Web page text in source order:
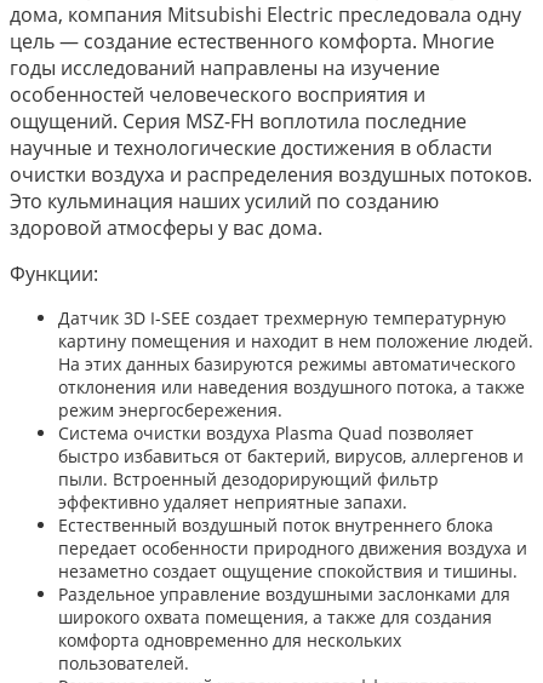
дома, компания Mitsubishi Electric преследовала одну
цель — создание естественного комфорта. Многие
годы исследований направлены на изучение
особенностей человеческого восприятия и
ощущений. Серия MSZ-FH воплотила последние
научные и технологические достижения в области
очистки воздуха и распределения воздушных потоков.
Это кульминация наших усилий по созданию
здоровой атмосферы у вас дома.
Функции:
Датчик 3D I-SEE создает трехмерную температурную
картину помещения и находит в нем положение людей.
На этих данных базируются режимы автоматического
отклонения или наведения воздушного потока, а также
режим энергосбережения.
Система очистки воздуха Plasma Quad позволяет
быстро избавиться от бактерий, вирусов, аллергенов и
пыли. Встроенный дезодорирующий фильтр
эффективно удаляет неприятные запахи.
Естественный воздушный поток внутреннего блока
передает особенности природного движения воздуха и
незаметно создает ощущение спокойствия и тишины.
Раздельное управление воздушными заслонками для
широкого охвата помещения, а также для создания
комфорта одновременно для нескольких
пользователей.